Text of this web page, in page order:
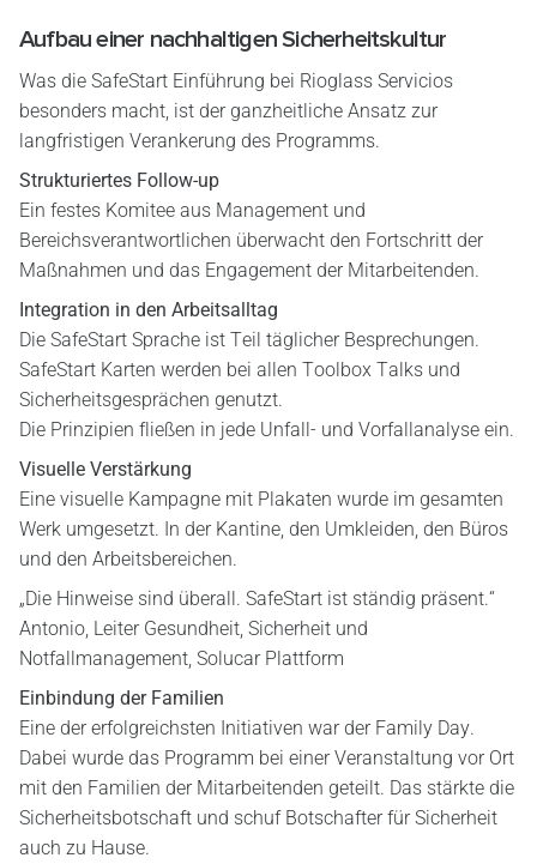
Aufbau einer nachhaltigen Sicherheitskultur
Was die SafeStart Einführung bei Rioglass Servicios
besonders macht, ist der ganzheitliche Ansatz zur
langfristigen Verankerung des Programms.
Strukturiertes Follow-up
Ein festes Komitee aus Management und
Bereichsverantwortlichen überwacht den Fortschritt der
Maßnahmen und das Engagement der Mitarbeitenden.
Integration in den Arbeitsalltag
Die SafeStart Sprache ist Teil täglicher Besprechungen.
SafeStart Karten werden bei allen Toolbox Talks und
Sicherheitsgesprächen genutzt.
Die Prinzipien fließen in jede Unfall- und Vorfallanalyse ein.
Visuelle Verstärkung
Eine visuelle Kampagne mit Plakaten wurde im gesamten
Werk umgesetzt. In der Kantine, den Umkleiden, den Büros
und den Arbeitsbereichen.
„Die Hinweise sind überall. SafeStart ist ständig präsent.“
Antonio, Leiter Gesundheit, Sicherheit und
Notfallmanagement, Solucar Plattform
Einbindung der Familien
Eine der erfolgreichsten Initiativen war der Family Day.
Dabei wurde das Programm bei einer Veranstaltung vor Ort
mit den Familien der Mitarbeitenden geteilt. Das stärkte die
Sicherheitsbotschaft und schuf Botschafter für Sicherheit
auch zu Hause.